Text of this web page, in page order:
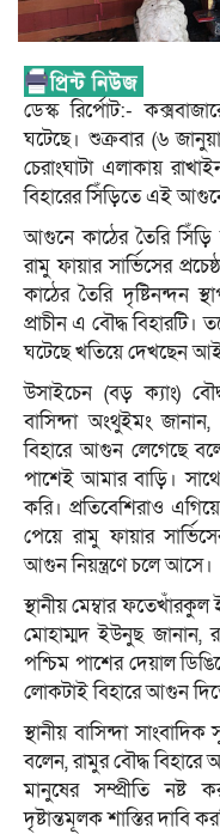
ডেস্ক রির্পোট:-
ঘটেছে। শুক্রবার (৬
চেরাংঘাটা এলাকায়
বিহারের সিঁড়িতে এই
আগুনে কাঠের তৈরি সিঁড়ি
রামু ফায়ার সার্ভিসের
কাঠের তৈরি দৃষ্টিনন্দন
প্রাচীন এ বৌদ্ধ
ঘটেছে খতিয়ে দেখছেন
উসাইচেন (বড় ক্যাং)
বাসিন্দা অংথুইমং
বিহারে আগুন লেগেছে বলে
পাশেই আমার বাড়ি।
করি। প্রতিবেশিরাও
পেয়ে রামু ফায়ার
আগুন নিয়ন্ত্রণে চলে আসে।
স্থানীয় মেম্বার
মোহাম্মদ ইউনুছ জানান,
পশ্চিম পাশের দেয়াল
লোকটাই বিহারে আগুন
স্থানীয় বাসিন্দা
বলেন, রামুর বৌদ্ধ বিহারে
মানুষের সম্প্রীতি নষ্ট
দৃষ্টান্তমূলক শাস্তির দাবি